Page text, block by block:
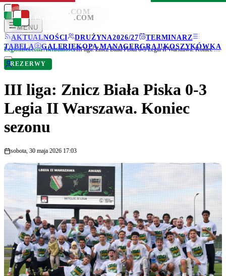
LEGIONISCI .COM
MENU
AKTUALNOŚCI
DRUŻYNA2026/27
TERMINARZ
TABELA
GALERIEKOPA MANAGERGRAJ!KOSZYKÓWKA
LEGIONISCI .COM
Legionisci.com/Aktualności/ III liga: Znicz Biała Piska 0-3 Legia II Warszawa. Koniec sezonu
REZERWY
III liga: Znicz Biała Piska 0-3
Legia II Warszawa. Koniec
sezonu
sobota, 30 maja 2026 17:03